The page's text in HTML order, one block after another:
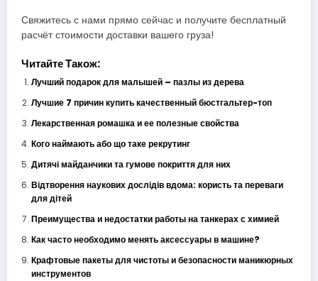
Свяжитесь с нами прямо сейчас и получите бесплатный
расчёт стоимости доставки вашего груза!
Читайте Також:
Лучший подарок для малышей – пазлы из дерева
Лучшие 7 причин купить качественный бюстгальтер-топ
Лекарственная ромашка и ее полезные свойства
Кого наймають або що таке рекрутинг
Дитячі майданчики та гумове покриття для них
Відтворення наукових дослідів вдома: користь та переваги
для дітей
Преимущества и недостатки работы на танкерах с химией
Как часто необходимо менять аксессуары в машине?
Крафтовые пакеты для чистоты и безопасности маникюрных
инструментов